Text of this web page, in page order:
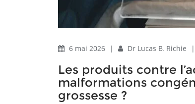
6 mai 2026 | Dr Lucas B. Richie |
Les produits contre
malformations
grossesse ?